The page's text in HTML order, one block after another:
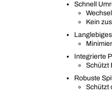
Schnell
Kein
Integrierte
Schützt
Robuste
Schützt